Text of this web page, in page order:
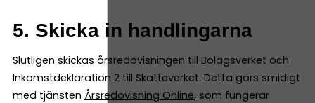
5. Skicka in handlingarna
Slutligen skickas årsredovisningen till Bolagsverket och
Inkomstdeklaration 2 till Skatteverket. Detta görs smidigt
med tjänsten Årsredovisning Online, som fungerar